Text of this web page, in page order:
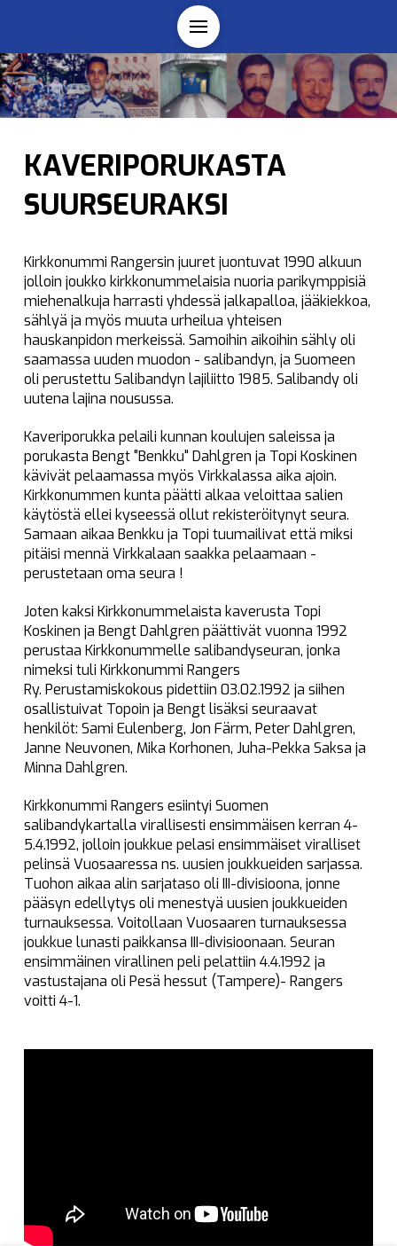
KAVERIPORUKASTA
SUURSEURAKSI
Kirkkonummi Rangersin juuret juontuvat 1990 alkuun
jolloin joukko kirkkonummelaisia nuoria parikymppisiä
miehenalkuja harrasti yhdessä jalkapalloa, jääkiekkoa,
sählyä ja myös muuta urheilua yhteisen
hauskanpidon merkeissä. Samoihin aikoihin sähly oli
saamassa uuden muodon - salibandyn, ja Suomeen
oli perustettu Salibandyn lajiliitto 1985. Salibandy oli
uutena lajina nousussa.
Kaveriporukka pelaili kunnan koulujen saleissa ja
porukasta Bengt "Benkku" Dahlgren ja Topi Koskinen
kävivät pelaamassa myös Virkkalassa aika ajoin.
Kirkkonummen kunta päätti alkaa veloittaa salien
käytöstä ellei kyseessä ollut rekisteröitynyt seura.
Samaan aikaa Benkku ja Topi tuumailivat että miksi
pitäisi mennä Virkkalaan saakka pelaamaan -
perustetaan oma seura !
Joten kaksi Kirkkonummelaista kaverusta Topi
Koskinen ja Bengt Dahlgren päättivät vuonna 1992
perustaa Kirkkonummelle salibandyseuran, jonka
nimeksi tuli Kirkkonummi Rangers
Ry. Perustamiskokous pidettiin 03.02.1992 ja siihen
osallistuivat Topoin ja Bengt lisäksi seuraavat
henkilöt: Sami Eulenberg, Jon Färm, Peter Dahlgren,
Janne Neuvonen, Mika Korhonen, Juha-Pekka Saksa ja
Minna Dahlgren.
Kirkkonummi Rangers esiintyi Suomen
salibandykartalla virallisesti ensimmäisen kerran 4-
5.4.1992, jolloin joukkue pelasi ensimmäiset viralliset
pelinsä Vuosaaressa ns. uusien joukkueiden sarjassa.
Tuohon aikaa alin sarjataso oli III-divisioona, jonne
pääsyn edellytys oli menestyä uusien joukkueiden
turnauksessa. Voitollaan Vuosaaren turnauksessa
joukkue lunasti paikkansa III-divisioonaan. Seuran
ensimmäinen virallinen peli pelattiin 4.4.1992 ja
vastustajana oli Pesä hessut (Tampere)- Rangers
voitti 4-1.